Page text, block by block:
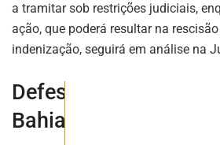
a tramitar sob restrições judiciais,
ação, que poderá resultar na
indenização, seguirá em análise na
Defesa do
Bahia
ASSINAR